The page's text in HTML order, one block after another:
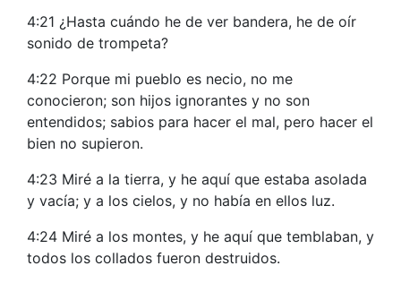
4:21 ¿Hasta cuándo he de ver bandera, he de oír
sonido de trompeta?
4:22 Porque mi pueblo es necio, no me
conocieron; son hijos ignorantes y no son
entendidos; sabios para hacer el mal, pero hacer el
bien no supieron.
4:23 Miré a la tierra, y he aquí que estaba asolada
y vacía; y a los cielos, y no había en ellos luz.
4:24 Miré a los montes, y he aquí que temblaban, y
todos los collados fueron destruidos.